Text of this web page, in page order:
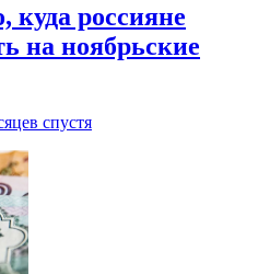
куда россияне
на ноябрьские
спустя